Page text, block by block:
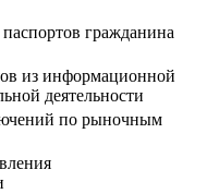
гражданина
из информационной
деятельности
по рыночным